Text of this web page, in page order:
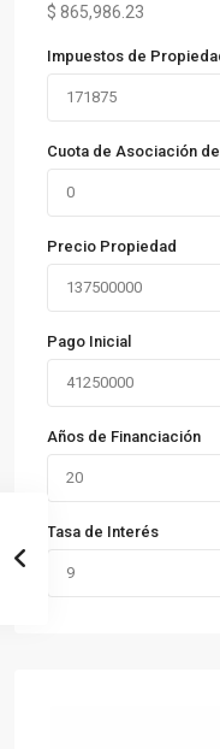
$ 865,986.23
Impuestos de
Cuota de Asociación
Precio Propiedad
Pago Inicial
Años de Financiación
Tasa de Interés